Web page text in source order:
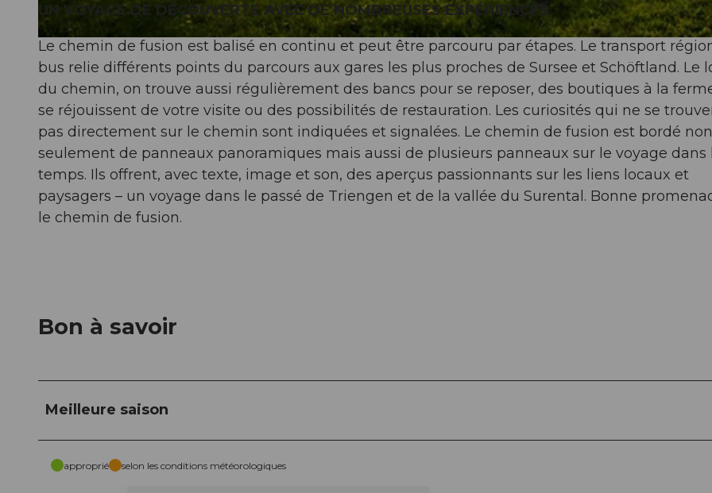
© Peter Regli, Sempachersee Tourismus, Stephan Wicki
UN VOYAGE DE DÉCOUVERTE AVEC DE NOMBREUSES EXPÉRIENCES
Le chemin de fusion est balisé en continu et peut être parcouru par étapes. Le transport
bus relie différents points du parcours aux gares les plus proches de Sursee et Schöftland. Le
du chemin, on trouve aussi régulièrement des bancs pour se reposer, des boutiques à la
se réjouissent de votre visite ou des possibilités de restauration. Les curiosités qui ne se
pas directement sur le chemin sont indiquées et signalées. Le chemin de fusion est bordé non
seulement de panneaux panoramiques mais aussi de plusieurs panneaux sur le voyage dans
temps. Ils offrent, avec texte, image et son, des aperçus passionnants sur les liens locaux et
paysagers – un voyage dans le passé de Triengen et de la vallée du Surental. Bonne
le chemin de fusion.
Bon à savoir
Meilleure saison
approprié selon les conditions météorologiques